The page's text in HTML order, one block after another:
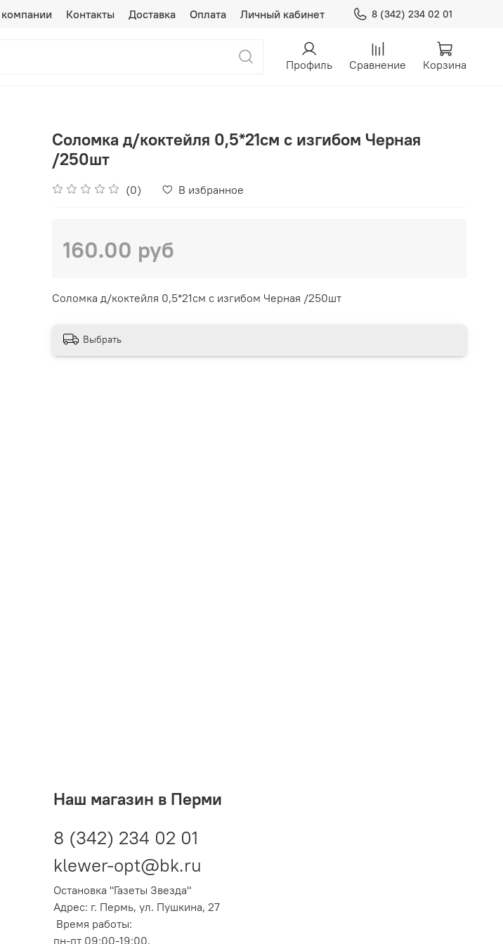
Контакты Доставка Оплата Личный кабинет 8 (342) 234 02 01
Профиль Сравнение Корзина
Соломка д/коктейля 0,5*21см с изгибом Черная
/250шт
(0) В избранное
160.00 руб
Соломка д/коктейля 0,5*21см с изгибом Черная /250шт
Выбрать
Наш магазин в Перми
8 (342) 234 02 01
klewer-opt@bk.ru
Остановка "Газеты Звезда"
Адрес: г. Пермь, ул. Пушкина, 27
Время работы:
пн-пт 09:00-19:00,